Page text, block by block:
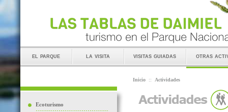
el parque la visita visitas guiadas otras
Ecoturismo
Inicio :: Actividades